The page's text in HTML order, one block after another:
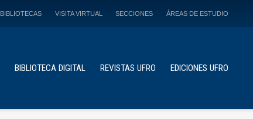
BIBLIOTECAS VISITA VIRTUAL SECCIONES ÁREAS DE ESTUDIO
BIBLIOTECA DIGITAL REVISTAS UFRO EDICIONES UFRO